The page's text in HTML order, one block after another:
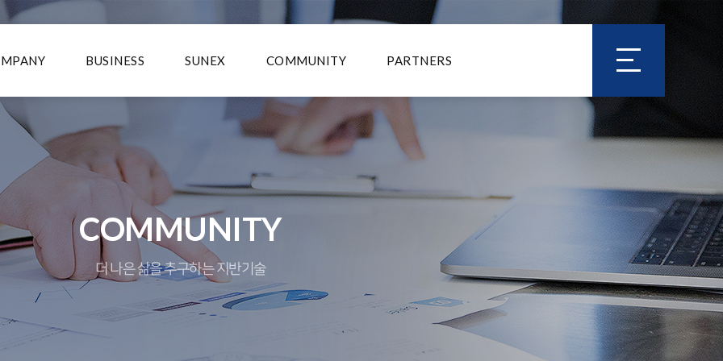
BUSINESS SUNEX COMMUNITY PARTNERS
COMMUNITY
더 나은 삶을 추구하는 지반기술